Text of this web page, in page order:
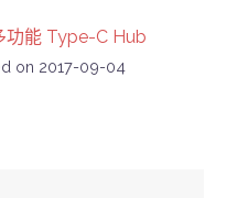
功能 Type-C Hub
on 2017-09-04